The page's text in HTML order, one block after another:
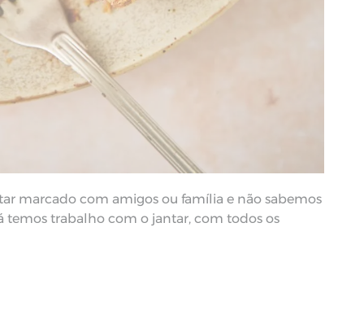
marcado com amigos ou família e não sabemos
temos trabalho com o jantar, com todos os